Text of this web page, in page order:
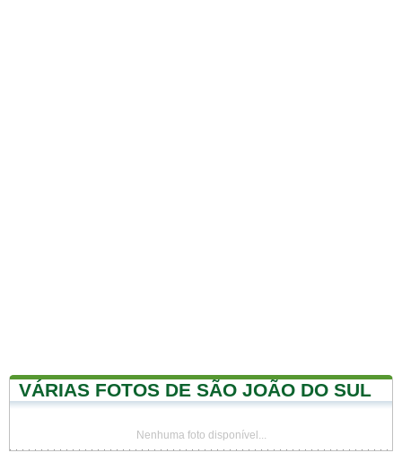
VÁRIAS FOTOS DE SÃO JOÃO DO SUL
Nenhuma foto disponível...